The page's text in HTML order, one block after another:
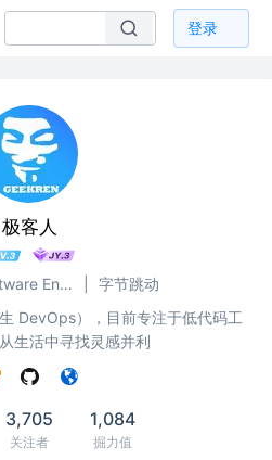
登录
极客人
Full Stack Software Engineer & DevOps
字节跳动
DevOps），目前专注于低代码工
生活中寻找灵感并利
3,705
关注者
1,084
掘力值